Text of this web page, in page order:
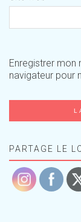
Enregistrer mon
navigateur pour
PARTAGE LE